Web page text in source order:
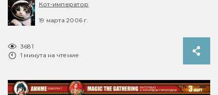
Кот-император
19 марта 2006 г.
3681
1 минута на чтение